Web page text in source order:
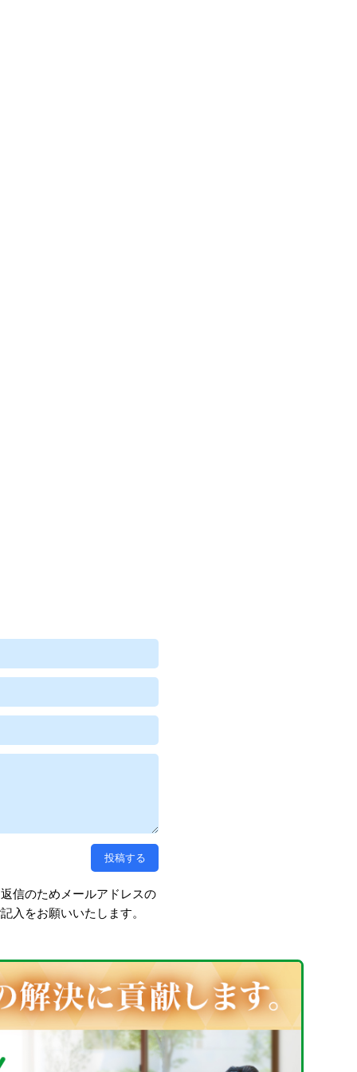
信のためメールアドレスの
入をお願いいたします。